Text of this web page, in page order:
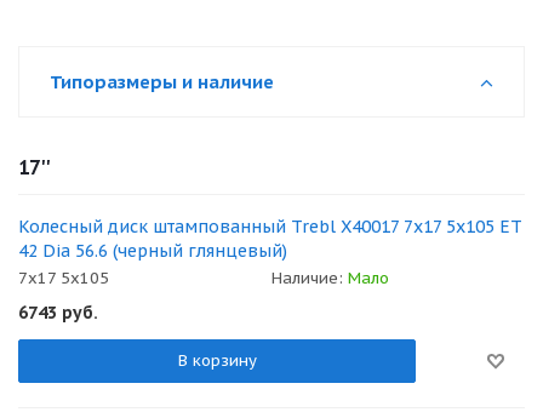
Типоразмеры и наличие
17''
Колесный диск штампованный Trebl X40017 7x17 5x105 ET
42 Dia 56.6 (черный глянцевый)
7x17 5x105 Наличие: Мало
6743 руб.
В корзину